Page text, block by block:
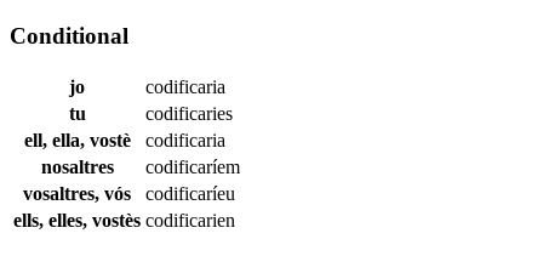
Conditional
jo
codificaria
tu
codificaries
ell, ella, vostè
codificaria
nosaltres
codificaríem
vosaltres, vós
codificaríeu
ells, elles, vostès codificarien